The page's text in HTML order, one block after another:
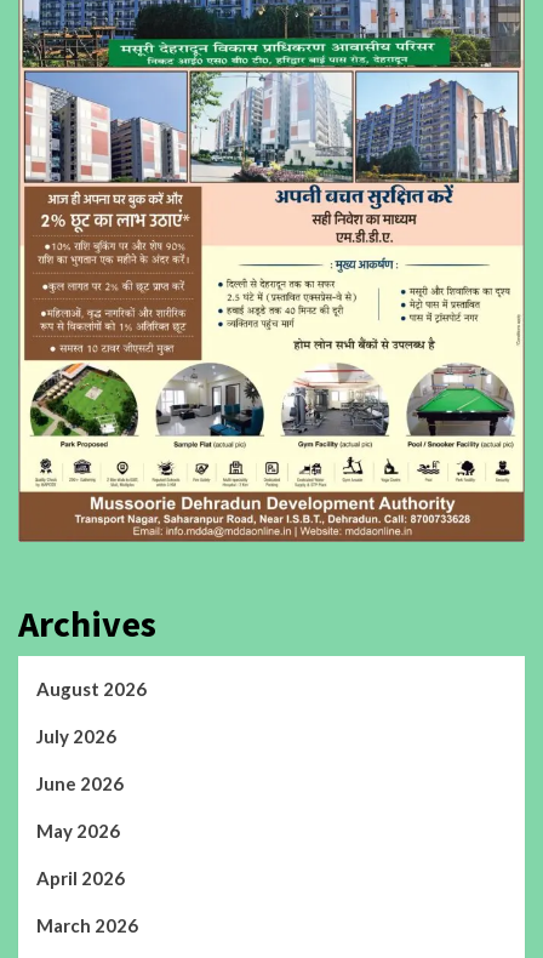
Archives
August 2026
July 2026
June 2026
May 2026
April 2026
March 2026